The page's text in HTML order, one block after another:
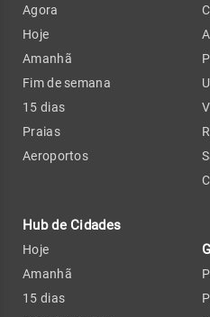
Agora
Hoje
Amanhã
Fim de semana
15 dias
Praias
Aeroportos
Hub de Cidades
Hoje
Amanhã
15 dias